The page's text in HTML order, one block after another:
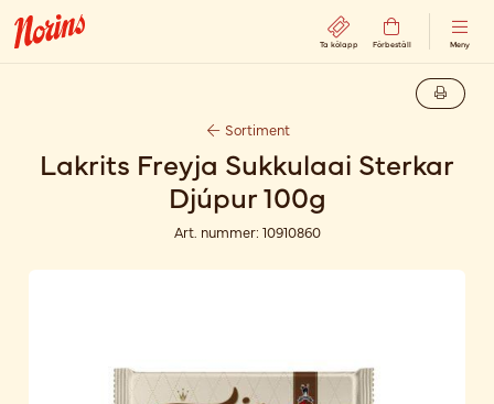
Ta kölapp Förbeställ Meny
Sortiment
Lakrits Freyja Sukkulaai Sterkar
Djúpur 100g
Art. nummer: 10910860